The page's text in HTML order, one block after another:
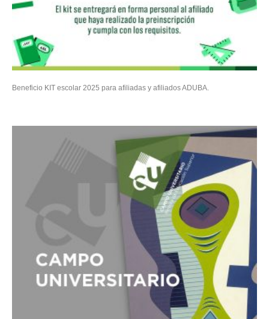
Beneficio KIT escolar 2025 para afiliadas y afiliados ADUBA.